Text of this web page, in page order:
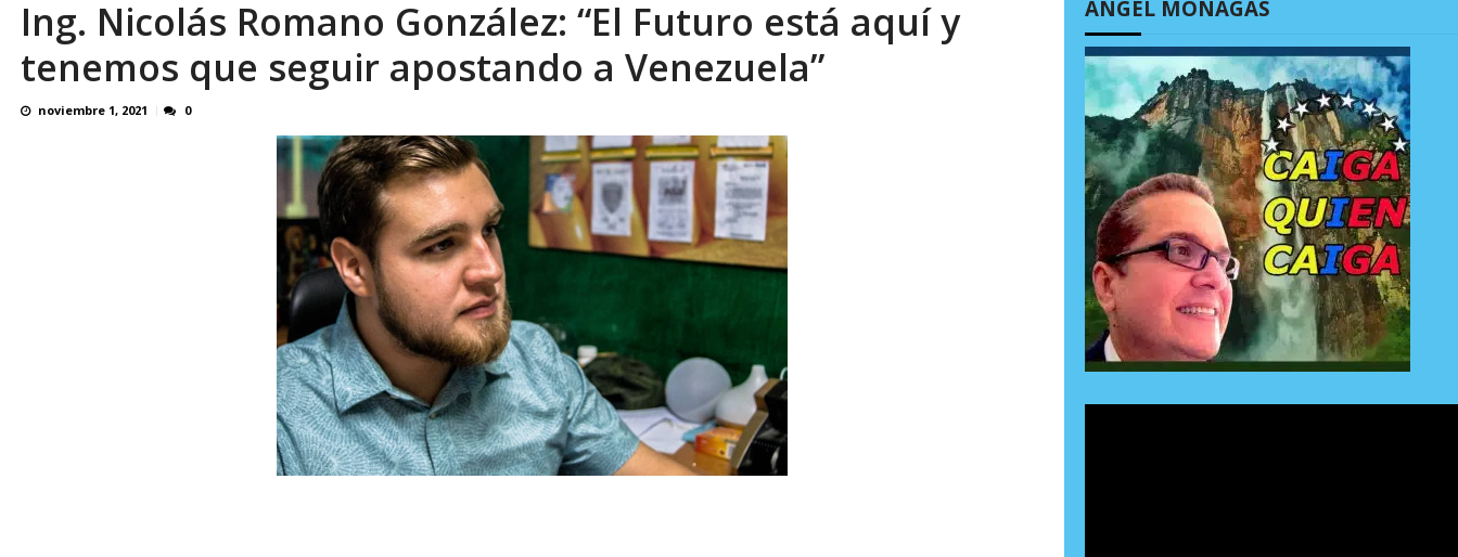
Binance despliega su tarjeta en Venezuela en un mercado impulsado por el auge de... AGOSTO 6, 2026
Ing. Nicolás Romano González: “El Futuro está aquí y
tenemos que seguir apostando a Venezuela”
noviembre 1, 2021 0
ÁNGEL MONAGAS